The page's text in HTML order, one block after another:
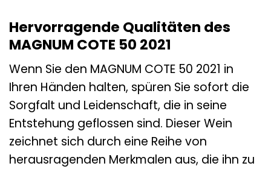
Hervorragende Qualitäten des
MAGNUM COTE 50 2021
Wenn Sie den MAGNUM COTE 50 2021 in
Ihren Händen halten, spüren Sie sofort die
Sorgfalt und Leidenschaft, die in seine
Entstehung geflossen sind. Dieser Wein
zeichnet sich durch eine Reihe von
herausragenden Merkmalen aus, die ihn zu